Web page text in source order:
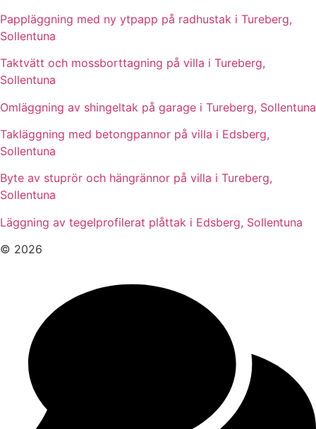
Pappläggning med ny ytpapp på radhustak i Tureberg,
Sollentuna
Taktvätt och mossborttagning på villa i Tureberg,
Sollentuna
Omläggning av shingeltak på garage i Tureberg, Sollentuna
Takläggning med betongpannor på villa i Edsberg,
Sollentuna
Byte av stuprör och hängrännor på villa i Tureberg,
Sollentuna
Läggning av tegelprofilerat plåttak i Edsberg, Sollentuna
© 2026